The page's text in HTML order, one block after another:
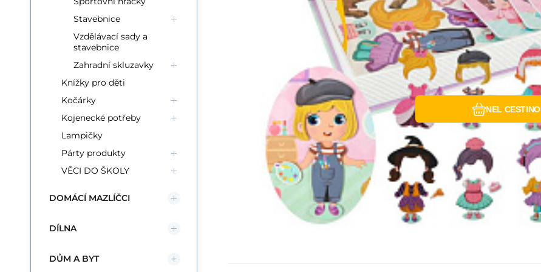
NEL CESTINO
Stavebnice
Vzdělávací sady a
stavebnice
Zahradní skluzavky
Knížky pro děti
Kočárky
Kojenecké potřeby
Lampičky
Párty produkty
VĚCI DO ŠKOLY
DOMÁCÍ MAZLÍČCI
DÍLNA
DŮM A BYT